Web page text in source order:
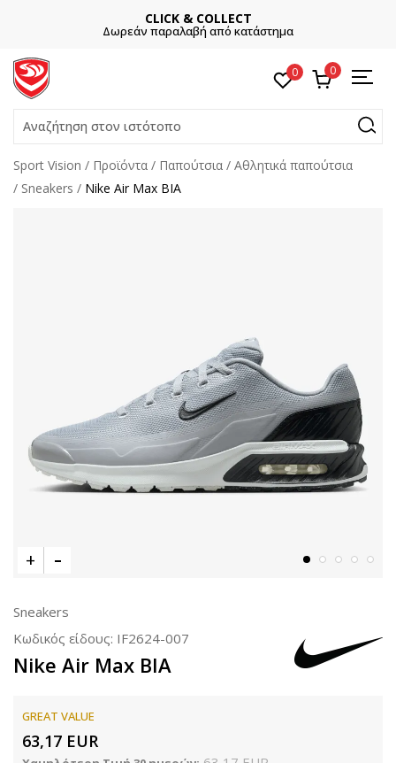
CLICK & COLLECT
Δωρεάν παραλαβή από κατάστημα
0 0
Αναζήτηση στον ιστότοπο
Sport Vision Προϊόντα Παπούτσια
Αθλητικά παπούτσια
Sneakers
Nike Air Max BIA
Sneakers
Κωδικός είδους: IF2624-007
Nike Air Max BIA
GREAT VALUE
63,17 EUR